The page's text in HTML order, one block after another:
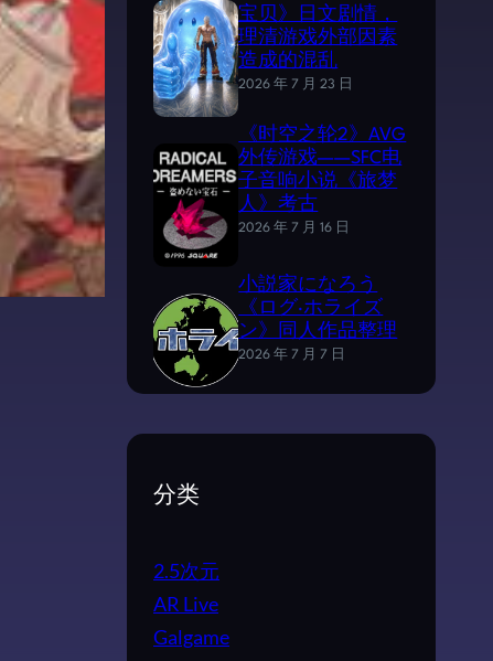
宝贝》日文剧情，
理清游戏外部因素
造成的混乱
2026 年 7 月 23 日
《时空之轮2》AVG
外传游戏——SFC电
子音响小说《旅梦
人》考古
2026 年 7 月 16 日
小説家になろう
《ログ·ホライズ
ン》同人作品整理
2026 年 7 月 7 日
分类
2.5次元
AR Live
Galgame